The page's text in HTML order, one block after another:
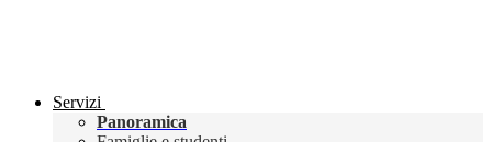
Servizi
Panoramica